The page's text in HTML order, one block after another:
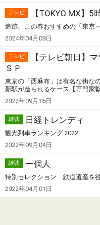
テレビ 【TOKYO MX】5
追跡、この春おすすめの「東京
2024年04月08日
テレビ
【テレビ朝日】
ＳＰ
東京の「西麻布」は有名な街な
新駅が造られるケース【専門家監
2022年09月16日
雑誌 日経トレンディ
観光列車ランキング 2022
2022年09月04日
雑誌 一個人
特別セレクション 鉄道遺産を
2022年04月01日